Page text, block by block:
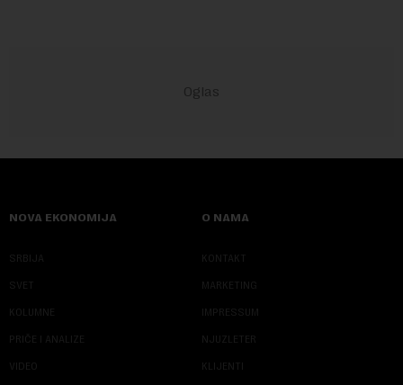
NOVA EKONOMIJA
SRBIJA
SVET
KOLUMNE
PRIČE I ANALIZE
VIDEO
O NAMA
KONTAKT
MARKETING
IMPRESSUM
NJUZLETER
KLIJENTI